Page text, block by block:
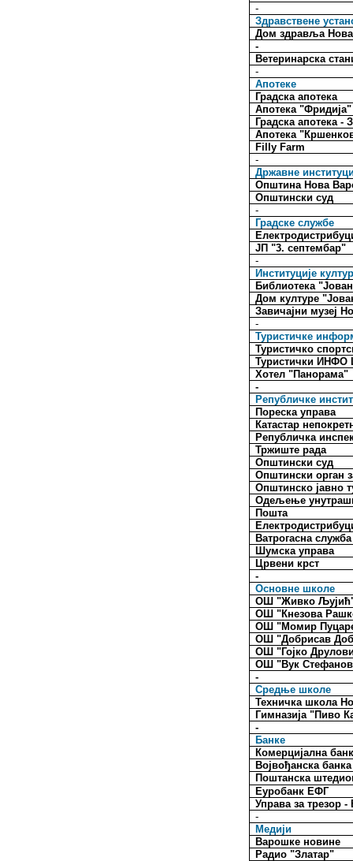
-
Здравствене
Дом здравља
-
Ветеринарска
-
Апотеке
Градска апотека
Апотека "Фридија"
Градска апотека -
Апотека
Filly Farm
-
Државне
Општина Нова
Општински суд
-
Градске службе
ЈП "3. септембар"
-
Институције
Библиотека
Дом културе
Завичајни музеј
-
Туристичке
Туристичко
Туристички ИНФО
Хотел "Панорама"
-
Републичке
Пореска управа
Катастар
Републичка
Тржиште рада
Општински суд
Општински орган
Општинско јавно
Одељење
Пошта
Ватрогасна служба
Шумска управа
Црвени крст
-
Основне школе
ОШ "Живко
ОШ "Кнезова
ОШ "Момир
ОШ "Добрисав
ОШ "Гојко
ОШ "Вук
-
Средње школе
Техничка школа
Гимназија "Пиво
-
Банке
Комерцијална
Војвођанска банка
Поштанска
Еуробанк ЕФГ
Управа за трезор
-
Медији
Варошке новине
Радио "Златар"